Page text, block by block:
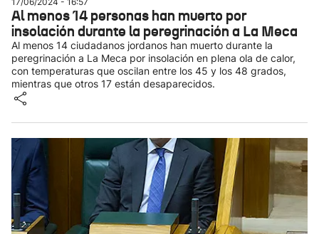
Al menos 14 personas han muerto por
insolación durante la peregrinación a La Meca
Al menos 14 ciudadanos jordanos han muerto durante la
peregrinación a La Meca por insolación en plena ola de calor,
con temperaturas que oscilan entre los 45 y los 48 grados,
mientras que otros 17 están desaparecidos.